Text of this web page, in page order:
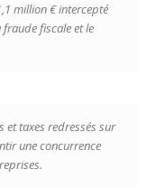
million € intercepté
fiscale et le
et taxes redressés sur
une concurrence